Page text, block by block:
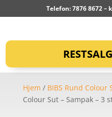
Telefon: 7876 8672 –
Hjem / BIBS Rund Colour
Colour Sut – Sampak – 3